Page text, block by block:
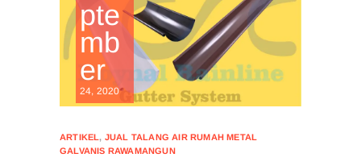
pte
mb
er
24, 2020
ARTIKEL, JUAL TALANG AIR RUMAH METAL
GALVANIS RAWAMANGUN